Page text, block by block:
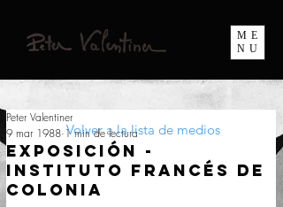
ME
NU
Exposición -
Instituto Francés de
Colonia
Peter Valentiner
9 mar 1988 1 min de lectura
Volver a la lista de medios